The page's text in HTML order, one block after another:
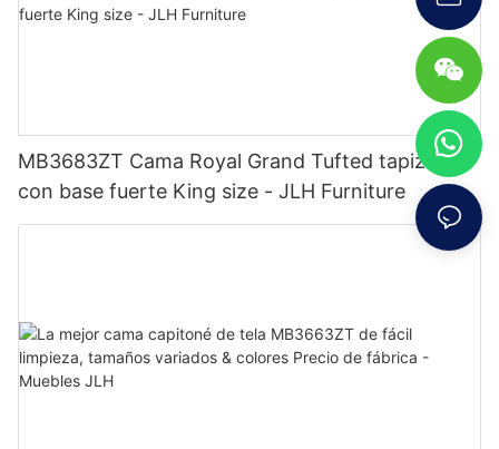
MB3683ZT Cama Royal Grand Tufted tapizada
con base fuerte King size - JLH Furniture